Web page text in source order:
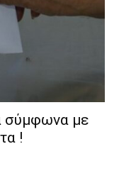
σύμφωνα με
!